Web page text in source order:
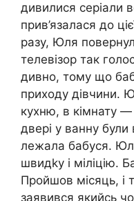
дивилися
прив’язалася до
разу, Юля
телевізор так
дивно, тому що
приходу дівчини.
кухню, в кімнату —
двері у ванну були
лежала бабуся.
швидkу і міліцію.
Пройшов місяць, і
заявився якийсь